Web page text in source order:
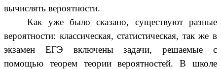
вычислять вероятности.
Как уже было сказано, существуют разные
вероятности: классическая, статистическая, так же в
экзамен ЕГЭ включены задачи, решаемые с
помощью теорем теории вероятностей. В школе